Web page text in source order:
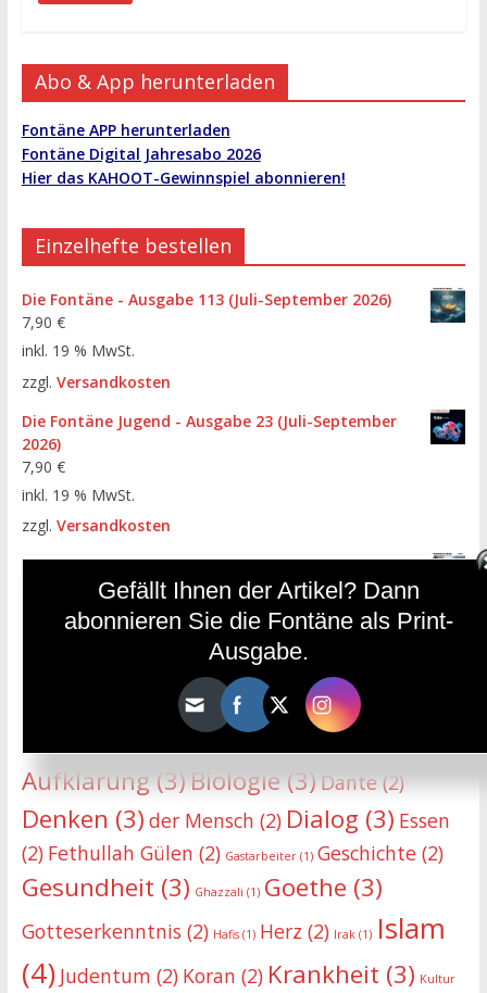
Abo & App herunterladen
Fontäne APP herunterladen
Fontäne Digital Jahresabo 2026
Hier das KAHOOT-Gewinnspiel abonnieren!
Einzelhefte bestellen
Die Fontäne - Ausgabe 113 (Juli-September 2026)
7,90 €
inkl. 19 % MwSt.
zzgl. Versandkosten
Die Fontäne Jugend - Ausgabe 23 (Juli-September
2026)
7,90 €
inkl. 19 % MwSt.
zzgl. Versandkosten
Die Fontäne - Ausgabe 112 (April-Juni 2026)
inkl. 19 % MwSt.
HÄUFIGE SCHLAGWÖRTER
Aufklärung(3)Biologie(3)Dante(2)
Denken (3) der Mensch (2) Dialog (3) Essen
(2) Fethullah Gülen (2) Gastarbeiter(1) Geschichte(2)
Gesundheit (3) Ghazzali (1) Goethe (3)
Gotteserkenntnis (2) Hafis(1) Herz (2) Irak(1) Islam
(4) Judentum (2) Koran (2) Krankheit (3) Kultur
Gefällt Ihnen der Artikel? Dann
abonnieren Sie die Fontäne als Print-
Ausgabe.